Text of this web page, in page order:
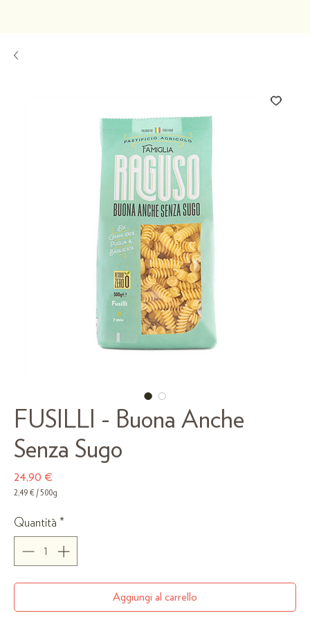
FUSILLI - Buona Anche
Senza Sugo
24,90 €
2,49 € /500g
ogni
500
Grammi
Quantità *
Aggiungi al carrello